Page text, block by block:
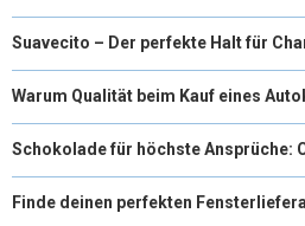
Suavecito – Der perfekte Halt für
Warum Qualität beim Kauf eines
Schokolade für höchste Ansprüche:
Finde deinen perfekten